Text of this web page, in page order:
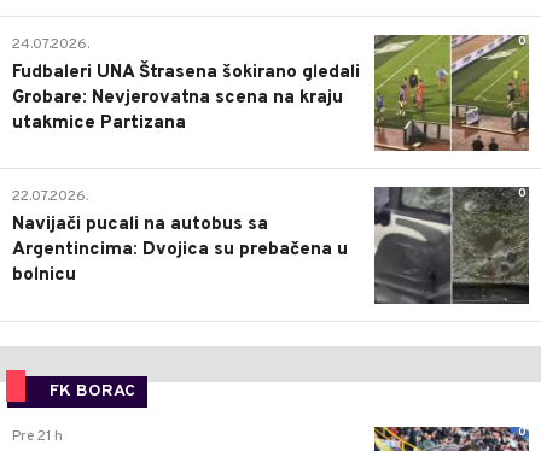
0
24.07.2026.
Fudbaleri UNA Štrasena šokirano gledali
Grobare: Nevjerovatna scena na kraju
utakmice Partizana
0
22.07.2026.
Navijači pucali na autobus sa
Argentincima: Dvojica su prebačena u
bolnicu
FK BORAC
0
Pre 21 h